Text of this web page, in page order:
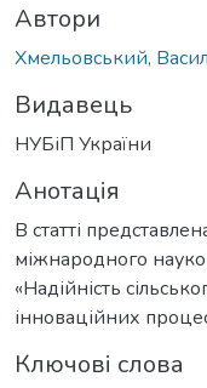
Автори
Хмельовський,
Видавець
НУБіП України
Анотація
В статті
міжнародного
«Надійність
інноваційних
Ключові слова